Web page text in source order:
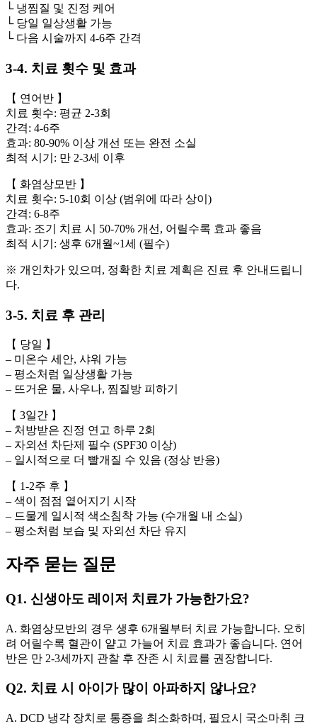
└ 냉찜질 및 진정 케어
└ 당일 일상생활 가능
└ 다음 시술까지 4-6주 간격
3-4. 치료 횟수 및 효과
【 연어반 】
치료 횟수: 평균 2-3회
간격: 4-6주
효과: 80-90% 이상 개선 또는 완전 소실
최적 시기: 만 2-3세 이후
【 화염상모반 】
치료 횟수: 5-10회 이상 (범위에 따라 상이)
간격: 6-8주
효과: 조기 치료 시 50-70% 개선, 어릴수록 효과 좋음
최적 시기: 생후 6개월~1세 (필수)
※ 개인차가 있으며, 정확한 치료 계획은 진료 후 안내드립니
다.
3-5. 치료 후 관리
【 당일 】
– 미온수 세안, 샤워 가능
– 평소처럼 일상생활 가능
– 뜨거운 물, 사우나, 찜질방 피하기
【 3일간 】
– 처방받은 진정 연고 하루 2회
– 자외선 차단제 필수 (SPF30 이상)
– 일시적으로 더 빨개질 수 있음 (정상 반응)
【 1-2주 후 】
– 색이 점점 옅어지기 시작
– 드물게 일시적 색소침착 가능 (수개월 내 소실)
– 평소처럼 보습 및 자외선 차단 유지
자주 묻는 질문
Q1. 신생아도 레이저 치료가 가능한가요?
A. 화염상모반의 경우 생후 6개월부터 치료 가능합니다. 오히
려 어릴수록 혈관이 얕고 가늘어 치료 효과가 좋습니다. 연어
반은 만 2-3세까지 관찰 후 잔존 시 치료를 권장합니다.
Q2. 치료 시 아이가 많이 아파하지 않나요?
A. DCD 냉각 장치로 통증을 최소화하며, 필요시 국소마취 크